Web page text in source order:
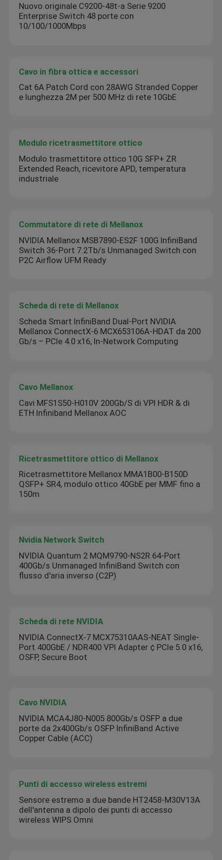
Nuovo originale C9200-48t-a Serie 9200
Enterprise Switch 48 porte con
10/100/1000Mbps
Cavo in fibra ottica e accessori
Cat 6A Patch Cord con 28AWG Stranded Copper
e lunghezza 2M per 500 MHz di rete 10GbE
Modulo ricetrasmettitore ottico
Modulo trasmettitore ottico 10G SFP+ ZR
Extended Reach, ricevitore APD, temperatura
industriale
Commutatore di rete di Mellanox
NVIDIA Mellanox MSB7890-ES2F 100G InfiniBand
Switch 36-Port 7.2Tb/s Unmanaged Switch con
P2C Airflow UFM Ready
Scheda di rete di Mellanox
Scheda Smart InfiniBand Dual-Port NVIDIA
Mellanox ConnectX-6 MCX653106A-HDAT da 200
Gb/s – PCIe 4.0 x16, In-Network Computing
Cavo Mellanox
Cavi MFS1S50-H010V 200Gb/S di VPI HDR & di
ETH Infiniband Mellanox AOC
Ricetrasmettitore ottico di Mellanox
Ricetrasmettitore Mellanox MMA1B00-B150D
QSFP+ SR4, modulo ottico 40GbE per MMF fino a
150m
Nvidia Network Switch
NVIDIA Quantum 2 MQM9790-NS2R 64-Port
400Gb/s Unmanaged InfiniBand Switch con
flusso d'aria inverso (C2P)
Scheda di rete NVIDIA
NVIDIA ConnectX-7 MCX75310AAS-NEAT Single-
Port 400GbE / NDR400 VPI Adapter ¢ PCIe 5.0 x16,
OSFP, Secure Boot
Cavo NVIDIA
NVIDIA MCA4J80-N005 800Gb/s OSFP a due
porte da 2x400Gb/s OSFP InfiniBand Active
Copper Cable (ACC)
Punti di accesso wireless estremi
Sensore estremo a due bande HT2458-M30V13A
dell'antenna a dipolo dei punti di accesso
wireless WIPS Omni